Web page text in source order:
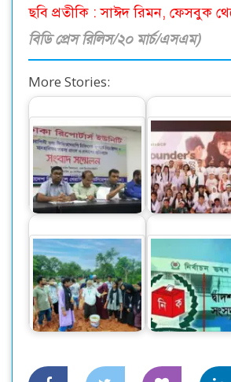
ছবি প্রতীকি : সাঈদ রিমন, ফেসবুক
বিডি প্রেস রিলিস/২০ মার্চ/এসএম)
More Stories:
ফিজিওথেরাপি
চিকিৎসকদের বিরুদ্ধে
আপত্তিকর বক্তব্যের…
বাটা গ্রুপ-এর
দিবস
বিশ্বজুড়ে…
বন্যায় ক্ষতিগ্রস্থ কৃষকদের
জন্য ধান থেকে চারা
তৈরি…
ফাঁকা মাঠে
সুযোগ নেই,
ফিরবে